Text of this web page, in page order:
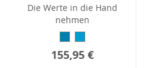
Die Werte in die Hand
nehmen
155,95 €